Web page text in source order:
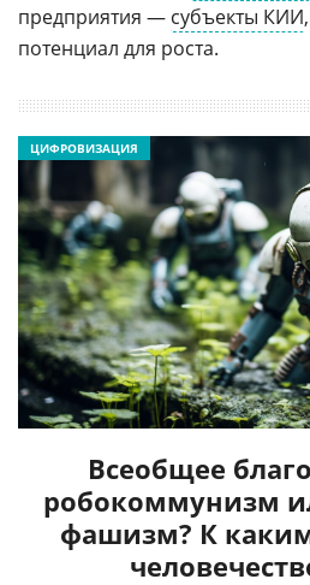
предприятия — субъекты КИИ
потенциал для роста.
Всеобщее
робокоммунизм
фашизм? К
ЦИФРОВИЗАЦИЯ